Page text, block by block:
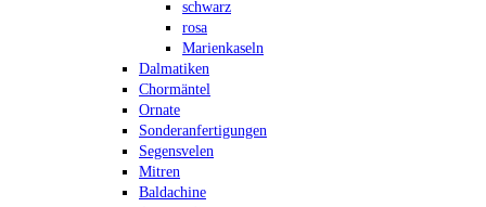
schwarz
rosa
Marienkaseln
Dalmatiken
Chormäntel
Ornate
Sonderanfertigungen
Segensvelen
Mitren
Baldachine